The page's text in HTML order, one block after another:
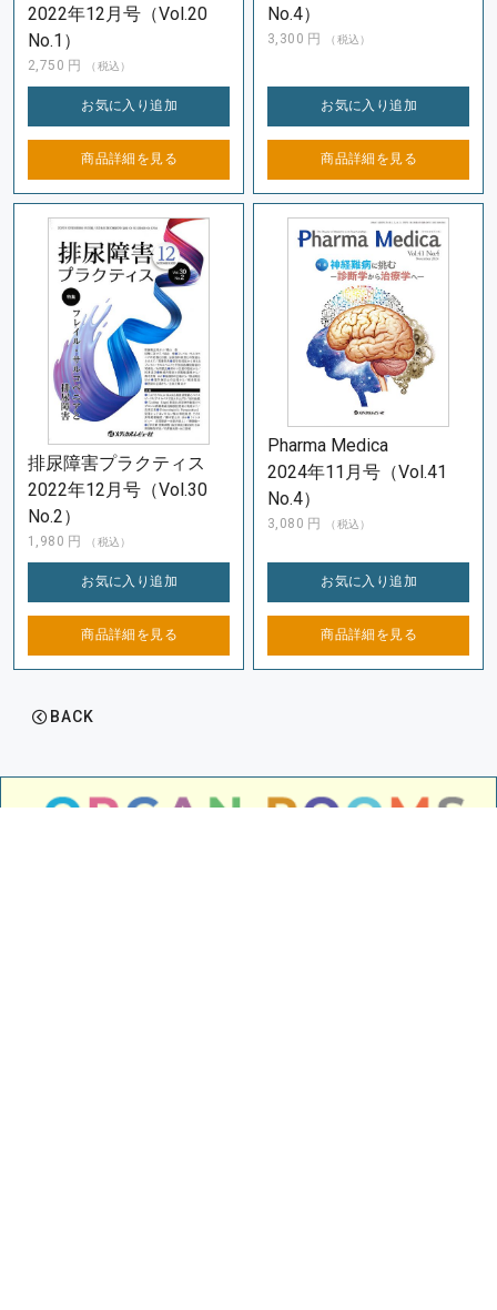
2022年12月号（Vol.20
No.1）
2,750 円 （税込）
お気に入り追加
商品詳細を 見る
No.4）
3,300 円 （税込）
お気に入り追加
商品詳細を 見る
排尿障害プラクティス
2022年12月号（Vol.30
No.2）
1,980 円 （税込）
お気に入り追加
商品詳細を 見る
Pharma Medica
2024年11月号（Vol.41
No.4）
3,080 円 （税込）
お気に入り追加
商品詳細を 見る
BACK